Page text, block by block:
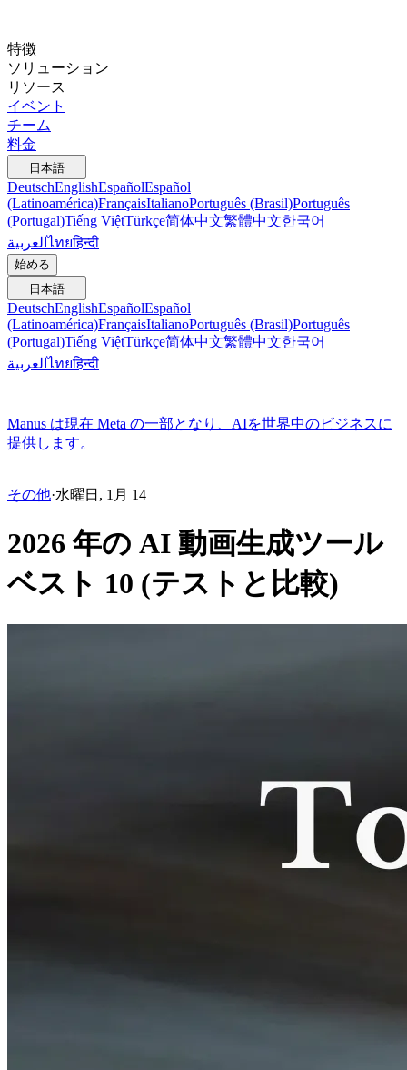
特徴
ソリューション
リソース
イベント
チーム
料金
日本語
DeutschEnglishEspañolEspañol
(Latinoamérica)FrançaisItalianoPortuguês (Brasil)Português
(Portugal)Tiếng ViệtTürkçe简体中文繁體中文한국어
العربيةไทยहिन्दी
始める
日本語
DeutschEnglishEspañolEspañol
(Latinoamérica)FrançaisItalianoPortuguês (Brasil)Português
(Portugal)Tiếng ViệtTürkçe简体中文繁體中文한국어
العربيةไทยहिन्दी
Manus は現在 Meta の一部となり、AIを世界中のビジネスに
提供します。
その他·水曜日, 1月 14
2026 年の AI 動画生成ツール
ベスト 10 (テストと比較)